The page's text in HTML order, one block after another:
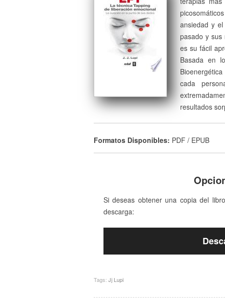
ansiedad y
pasado y sus
es su fácil
Basada en
cada
resultados
Formatos Disponibles: PDF / EPUB
Si deseas obtener una copia del
descarga:
Tags: Jj Lupi